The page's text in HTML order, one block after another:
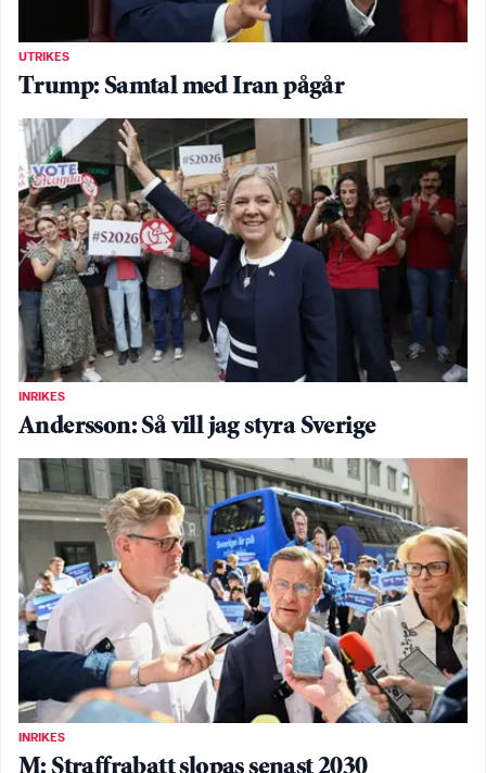
UTRIKES
Trump: Samtal med Iran pågår
INRIKES
Andersson: Så vill jag styra Sverige
INRIKES
M: Straffrabatt slopas senast 2030